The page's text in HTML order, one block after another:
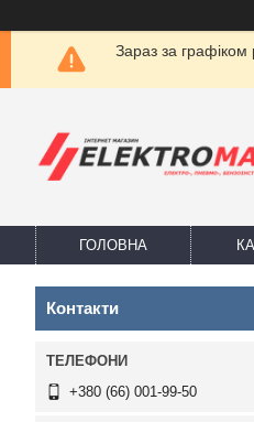
Зараз за
ГОЛОВНА
Контакти
+380 (66) 001-99-50